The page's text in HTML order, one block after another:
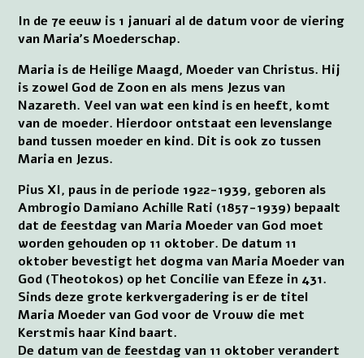
In de 7e eeuw is 1 januari al de datum voor de viering
van Maria’s Moederschap.
Maria is de Heilige Maagd, Moeder van Christus. Hij
is zowel God de Zoon en als mens Jezus van
Nazareth. Veel van wat een kind is en heeft, komt
van de moeder. Hierdoor ontstaat een levenslange
band tussen moeder en kind. Dit is ook zo tussen
Maria en Jezus.
Pius XI, paus in de periode 1922-1939, geboren als
Ambrogio Damiano Achille Rati (1857-1939) bepaalt
dat de feestdag van Maria Moeder van God moet
worden gehouden op 11 oktober. De datum 11
oktober bevestigt het dogma van Maria Moeder van
God (Theotokos) op het Concilie van Efeze in 431.
Sinds deze grote kerkvergadering is er de titel
Maria Moeder van God voor de Vrouw die met
Kerstmis haar Kind baart.
De datum van de feestdag van 11 oktober verandert